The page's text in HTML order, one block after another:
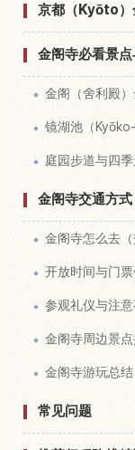
京都（Kyōto
金阁寺必看景
金阁（舍利殿
镜湖池（
庭园步道与四
金阁寺交通方
金阁寺怎么去（
开放时间与门
参观礼仪与注
金阁寺周边景
金阁寺游玩总结
常见问题